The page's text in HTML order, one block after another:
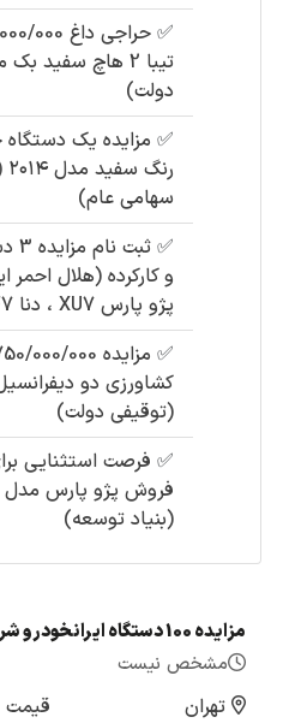
✅
دولت)
✅ مزایده یک دستگاه
سهامی عام)
✅
و کارکرده (هلال
پژو پارس XU7 ، دنا EF7
✅
(توقیفی دولت)
✅ فرصت استثنایی
(بنیاد توسعه)
مشخص نیست
تهران